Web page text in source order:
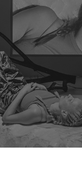
HaDivadlo: